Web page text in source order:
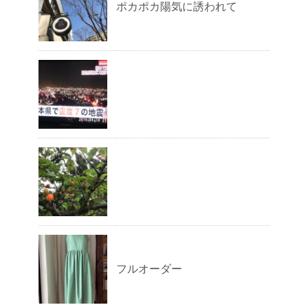
ポカポカ陽気に誘われて
フルオーダー